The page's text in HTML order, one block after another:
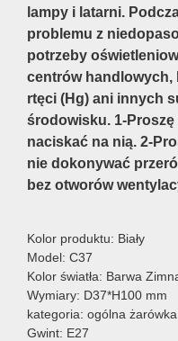
lampy i latarni.
problemu z
potrzeby
centrów handlowych,
rtęci (Hg) ani innych
środowisku. 1-
naciskać na nią. 2-
nie dokonywać
bez otworów
Kolor produktu: Biały
Model: C37
Kolor światła: Barwa
Wymiary: D37*H100 mm
kategoria: ogólna żarówka
Gwint: E27